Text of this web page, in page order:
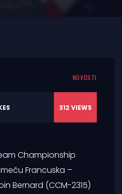
NOVOSTI
312 VIEWS
Championship
Francuska –
Bernard (CCM-2315)